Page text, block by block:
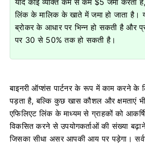
लिंक के मालिक के खाते में जमा हो जाता है।
ब्रोकर के आधार पर भिन्न हो सकती है और
पर 30 से 50% तक हो सकती है।
बाइनरी ऑप्शंस पार्टनर के रूप में काम करने के
पड़ता है, बल्कि कुछ खास कौशल और क्षमताएं
एफिलिएट लिंक के माध्यम से ग्राहकों को
विकसित करने से उपयोगकर्ताओं की संख्या
जिसका सीधा असर आपकी आय पर पड़ेगा।